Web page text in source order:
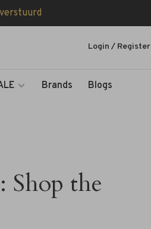
Brands Blogs
Login / Register
Shop the